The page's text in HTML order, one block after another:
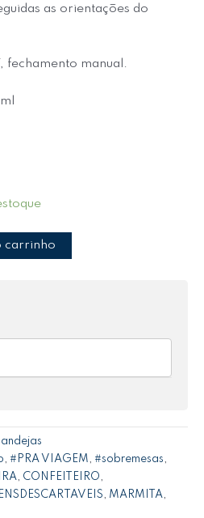
as orientações do
fechamento manual.
carrinho
, #PRA VIAGEM, #sobremesas,
, CONFEITEIRO,
, MARMITA,